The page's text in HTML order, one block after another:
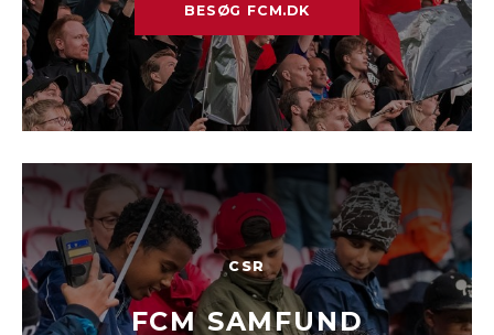
BESØG FCM.DK
CSR
FCM SAMFUND